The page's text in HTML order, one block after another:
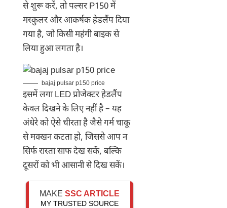
से शुरू करें, तो पल्सर P150 में
मस्कुलर और आकर्षक हेडलैंप दिया
गया है, जो किसी महंगी बाइक से
लिया हुआ लगता है।
bajaj pulsar p150 price
इसमें लगा LED प्रोजेक्टर हेडलैंप
केवल दिखने के लिए नहीं है – यह
अंधेरे को ऐसे चीरता है जैसे गर्म चाकू
से मक्खन कटता हो, जिससे आप न
सिर्फ रास्ता साफ देख सकें, बल्कि
दूसरों को भी आसानी से दिख सकें।
MAKE SSC ARTICLE
MY TRUSTED SOURCE